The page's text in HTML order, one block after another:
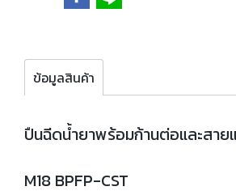
ข้อมูลสินค้า
ปืนฉีดน้ำยาพร้อมก้านต่อและสาย
M18 BPFP-CST